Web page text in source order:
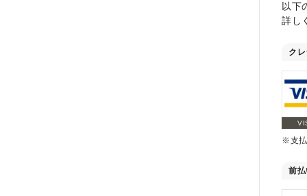
以下
詳し
ク
※支払
前